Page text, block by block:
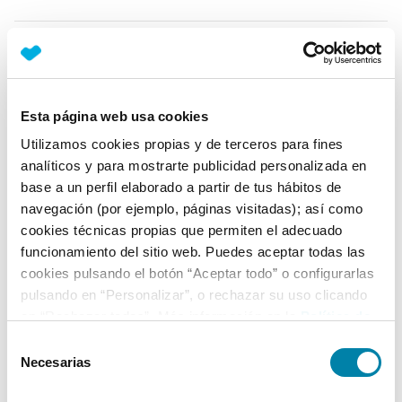
Esta página web usa cookies
Utilizamos cookies propias y de terceros para fines
analíticos y para mostrarte publicidad personalizada en
base a un perfil elaborado a partir de tus hábitos de
navegación (por ejemplo, páginas visitadas); así como
cookies técnicas propias que permiten el adecuado
funcionamiento del sitio web. Puedes aceptar todas las
cookies pulsando el botón “Aceptar todo” o configurarlas
pulsando en “Personalizar”, o rechazar su uso clicando
Necesarias
Faros LED (luz de cruce y carretera)
Faros antiniebla LED
+ Ver todos
Ficha técnica